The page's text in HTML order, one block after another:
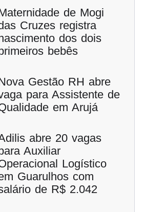
de Mogi
Cruzes registra
dos dois
bebês
Gestão RH abre
para Assistente de
em Arujá
abre 20 vagas
Auxiliar
Logístico
Guarulhos com
de R$ 2.042